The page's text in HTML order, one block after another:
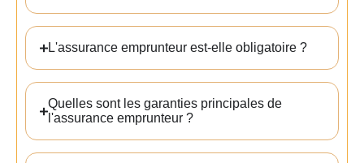
L'assurance emprunteur est-elle obligatoire ?
Quelles sont les garanties principales de
l'assurance emprunteur ?